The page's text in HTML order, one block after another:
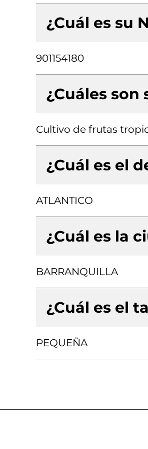
¿Cuál es su
901154180
¿Cuáles
Cultivo de frutas
¿Cuál es el
ATLANTICO
¿Cuál es la
BARRANQUILLA
¿Cuál es el
PEQUEÑA